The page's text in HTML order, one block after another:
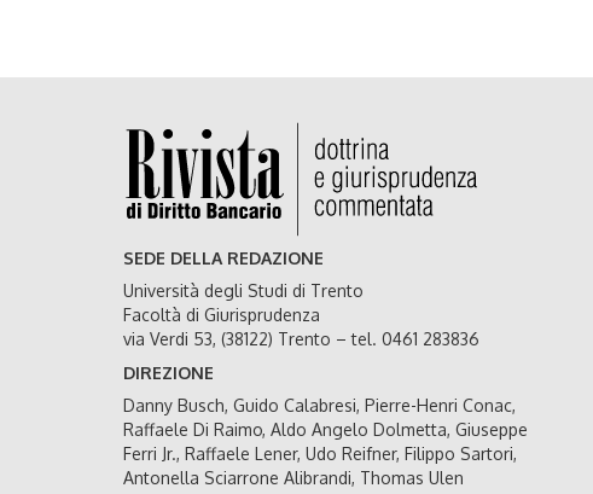
SEDE DELLA REDAZIONE
Università degli Studi di Trento
Facoltà di Giurisprudenza
via Verdi 53, (38122) Trento – tel. 0461 283836
DIREZIONE
Danny Busch, Guido Calabresi, Pierre-Henri Conac,
Raffaele Di Raimo, Aldo Angelo Dolmetta, Giuseppe
Ferri Jr., Raffaele Lener, Udo Reifner, Filippo Sartori,
Antonella Sciarrone Alibrandi, Thomas Ulen